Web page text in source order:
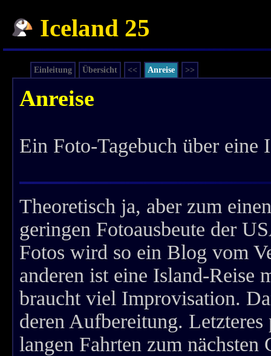
Iceland 25
Einleitung Übersicht << Anreise >>
Anreise
Ein Foto-Tagebuch über
Theoretisch ja, aber zum
geringen Fotoausbeute der
Fotos wird so ein Blog vom
anderen ist eine Island-Reise
braucht viel Improvisation.
deren Aufbereitung.
langen Fahrten zum nächsten